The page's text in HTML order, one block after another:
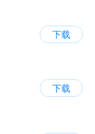
下载
下载